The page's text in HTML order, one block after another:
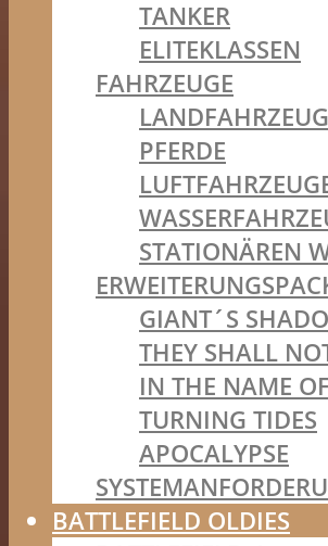
TANKER
ELITEKLASSEN
FAHRZEUGE
PFERDE
STATIONÄREN
GIANT´S
THEY SHALL
IN THE NAME
TURNING TIDES
APOCALYPSE
BATTLEFIELD OLDIES